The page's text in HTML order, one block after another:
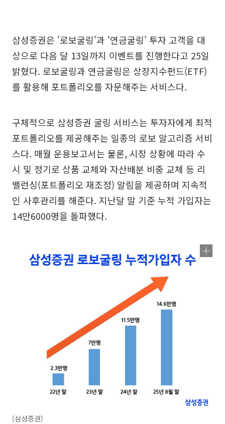
삼성증권은 '로보굴링'과 '연금굴링' 투자 고객을 대
상으로 다음 달 13일까지 이벤트를 진행한다고 25일
밝혔다. 로보굴링과 연금굴링은 상장지수펀드(ETF)
를 활용해 포트폴리오를 자문해주는 서비스다.
구체적으로 삼성증권 굴링 서비스는 투자자에게 최적
포트폴리오를 제공해주는 일종의 로보 알고리즘 서비
스다. 매월 운용보고서는 물론, 시장 상황에 따라 수
시 및 정기로 상품 교체와 자산배분 비중 교체 등 리
밸런싱(포트폴리오 재조정) 알림을 제공하며 지속적
인 사후관리를 해준다. 지난달 말 기준 누적 가입자는
14만6000명을 돌파했다.
(삼성증권)